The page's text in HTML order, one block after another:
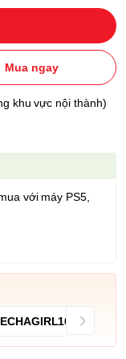
Mua ngay
khu vực nội thành)
với máy PS5,